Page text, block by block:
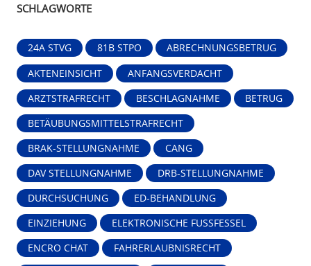
SCHLAGWORTE
24A STVG 81B STPO ABRECHNUNGSBETRUG
AKTENEINSICHT ANFANGSVERDACHT
ARZTSTRAFRECHT BESCHLAGNAHME BETRUG
BETÄUBUNGSMITTELSTRAFRECHT
BRAK-STELLUNGNAHME CANG
DAV STELLUNGNAHME DRB-STELLUNGNAHME
DURCHSUCHUNG ED-BEHANDLUNG
EINZIEHUNG ELEKTRONISCHE FUSSFESSEL
ENCRO CHAT FAHRERLAUBNISRECHT